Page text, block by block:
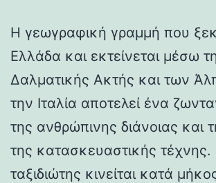
Η γεωγραφική γραμμή που
Ελλάδα και εκτείνεται μέσω
Δαλματικής Ακτής και των
την Ιταλία αποτελεί ένα
της ανθρώπινης διάνοιας και
της κατασκευαστικής
ταξιδιώτης κινείται κατά